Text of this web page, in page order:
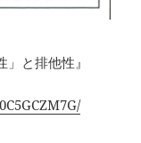
と排他性』